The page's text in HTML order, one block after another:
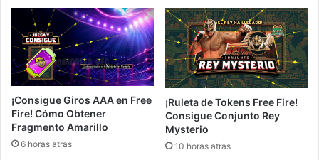
¡Consigue Giros AAA en Free
Fire! Cómo Obtener
Fragmento Amarillo
6 horas atras
¡Ruleta de Tokens Free Fire!
Consigue Conjunto Rey
Mysterio
10 horas atras